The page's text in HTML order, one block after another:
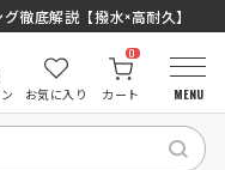
徹底解説【撥水×高耐久】
お気に入り カート
0
MENU